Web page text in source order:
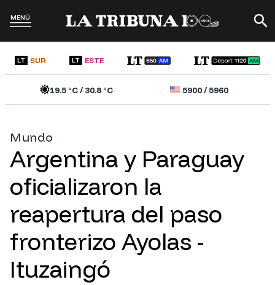
MENÚ
LT SUR LT ESTE
19.5°C /30.8°C 5900/5960
Mundo
Argentina y Paraguay
oficializaron la
reapertura del paso
fronterizo Ayolas -
Ituzaingó